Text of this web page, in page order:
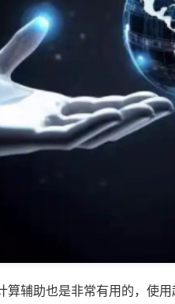
辅助也是非常有用的，使